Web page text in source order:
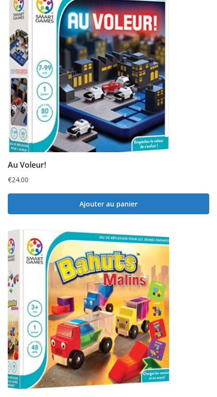
Au Voleur!
€24.00
Ajouter au panier